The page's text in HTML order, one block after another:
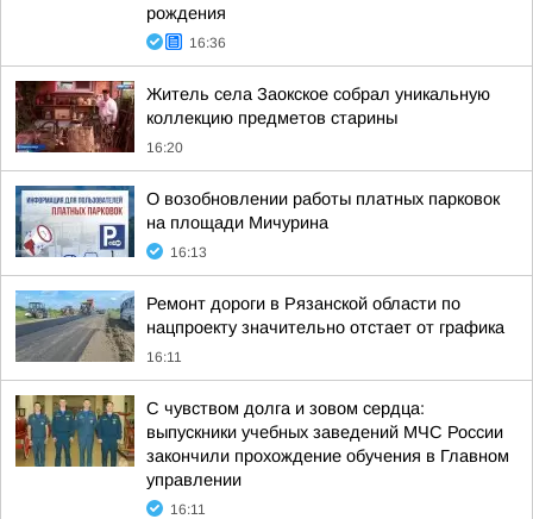
рождения
16:36
Житель села Заокское собрал уникальную
коллекцию предметов старины
16:20
О возобновлении работы платных парковок
на площади Мичурина
16:13
Ремонт дороги в Рязанской области по
нацпроекту значительно отстает от графика
16:11
С чувством долга и зовом сердца:
выпускники учебных заведений МЧС России
закончили прохождение обучения в Главном
управлении
16:11